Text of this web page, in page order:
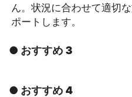
ん。状況に合わせて適切
ポートします。
● おすすめ 3
● おすすめ 4